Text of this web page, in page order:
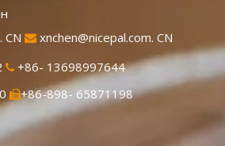
CN  xnchen@nicepal.com. CN
 +86- 13698997644
+86-898- 65871198